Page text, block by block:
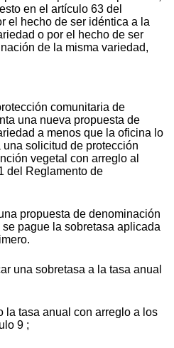
en el artículo 63 del
el hecho de ser idéntica a la
o por el hecho de ser
de la misma variedad,
comunitaria de
una nueva propuesta de
a menos que la oficina lo
solicitud de protección
vegetal con arreglo al
del Reglamento de
propuesta de denominación
pague la sobretasa aplicada
una sobretasa a la tasa anual
la tasa anual con arreglo a los
9 ;